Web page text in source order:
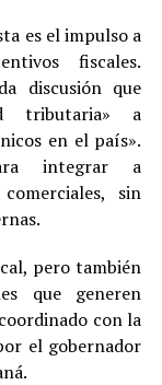
es el impulso a
fiscales.
discusión que
tributaria» a
en el país».
integrar a
sin
pero también
que generen
con la
el gobernador